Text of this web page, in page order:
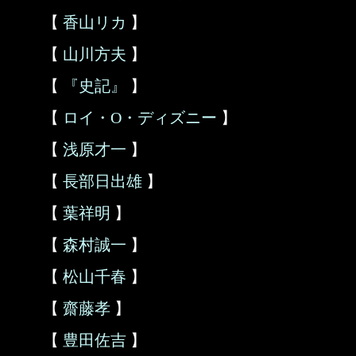
【 香山リカ 】
【 山川方夫 】
【
『史記』
】
【 ロイ・O・ディズニー 】
【 浅原才一 】
【 長部日出雄 】
【 葉祥明 】
【 森村誠一 】
【 松山千春 】
【 齋藤孝 】
【 豊田佐吉 】